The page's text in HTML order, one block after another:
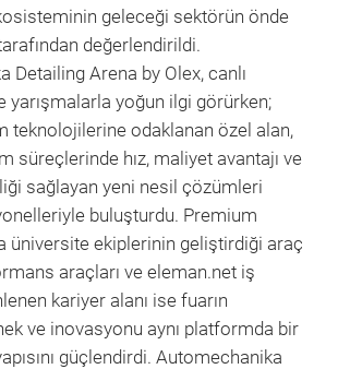
geleceği sektörün önde
değerlendirildi.
Detailing Arena by Olex, canlı
yarışmalarla yoğun ilgi görürken;
teknolojilerine odaklanan özel alan,
süreçlerinde hız, maliyet avantajı ve
sağlayan yeni nesil çözümleri
buluşturdu. Premium
üniversite ekiplerinin geliştirdiği araç
araçları ve eleman.net iş
kariyer alanı ise fuarın
ve inovasyonu aynı platformda bir
güçlendirdi. Automechanika